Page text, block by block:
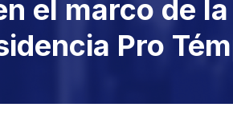
el marco de la
Pro